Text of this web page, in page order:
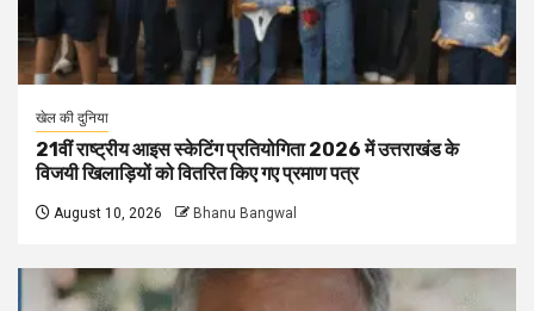
खेल की दुनिया
21वीं राष्ट्रीय आइस स्केटिंग प्रतियोगिता 2026 में उत्तराखंड के
विजयी खिलाड़ियों को वितरित किए गए प्रमाण पत्र
August 10, 2026 Bhanu Bangwal